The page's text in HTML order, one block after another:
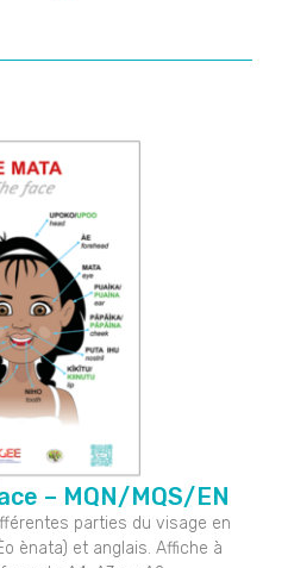
– MQN/MQS/EN
parties du visage en
ènata) et anglais. Affiche à